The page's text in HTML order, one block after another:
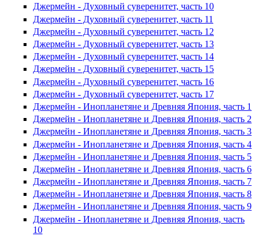
Джермейн - Духовный суверенитет, часть 10
Джермейн - Духовный суверенитет, часть 11
Джермейн - Духовный суверенитет, часть 12
Джермейн - Духовный суверенитет, часть 13
Джермейн - Духовный суверенитет, часть 14
Джермейн - Духовный суверенитет, часть 15
Джермейн - Духовный суверенитет, часть 16
Джермейн - Духовный суверенитет, часть 17
Джермейн - Инопланетяне и Древняя Япония, часть 1
Джермейн - Инопланетяне и Древняя Япония, часть 2
Джермейн - Инопланетяне и Древняя Япония, часть 3
Джермейн - Инопланетяне и Древняя Япония, часть 4
Джермейн - Инопланетяне и Древняя Япония, часть 5
Джермейн - Инопланетяне и Древняя Япония, часть 6
Джермейн - Инопланетяне и Древняя Япония, часть 7
Джермейн - Инопланетяне и Древняя Япония, часть 8
Джермейн - Инопланетяне и Древняя Япония, часть 9
Джермейн - Инопланетяне и Древняя Япония, часть
10